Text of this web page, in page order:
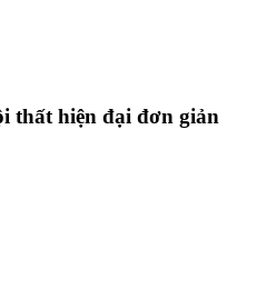
thất hiện đại đơn giản